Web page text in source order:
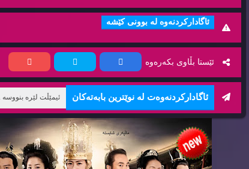
ئاگاداركردنه‌وه‌ له‌ بوونی كێشه‌
ئێستا بڵاوی بكه‌ره‌وه‌
ئاگاداركردنه‌وه‌ت له‌ نوێترین بابه‌ته‌كان